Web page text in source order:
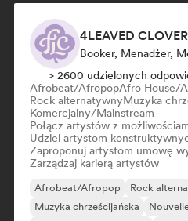
4LEAVED CLOVER
Booker, Menadżer,
> 2600 udzielonych
Afrobeat/AfropopAfro House/
Rock alternatywnyMuzyka
Komercjalny/Mainstream
Połącz artystów z
Udziel artystom
Zaproponuj artystom umowę
Zarządzaj karierą artystów
Afrobeat/Afropop
Rock
Muzyka chrześcijańska